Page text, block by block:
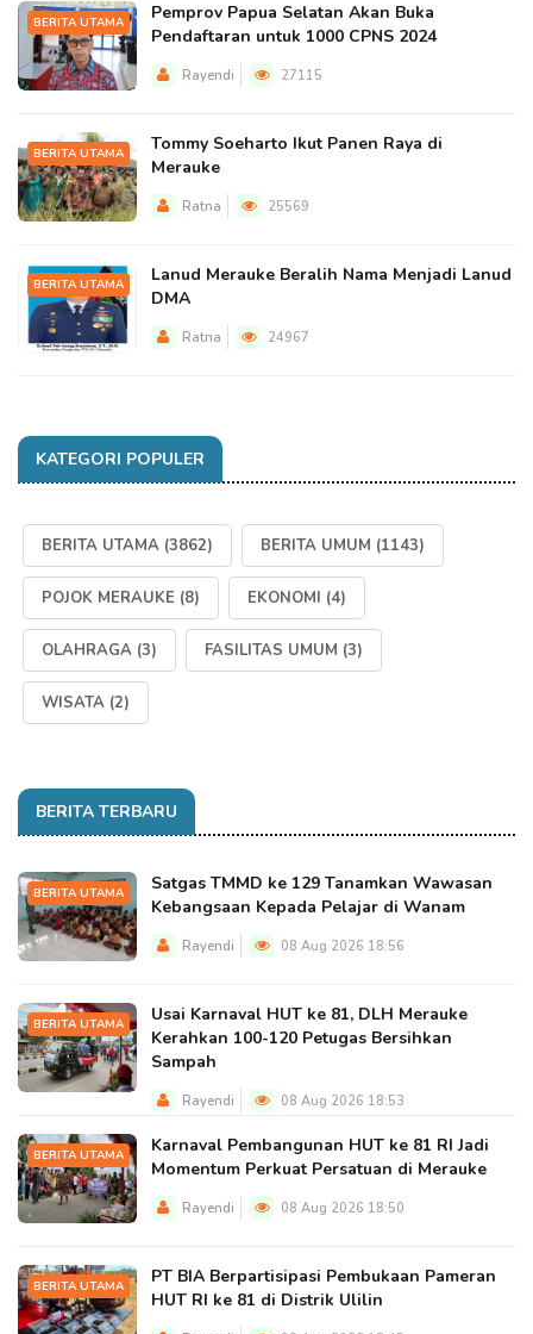
BERITA UTAMA
Pemprov Papua Selatan Akan Buka
Pendaftaran untuk 1000 CPNS 2024
Rayendi 27115
BERITA UTAMA
Tommy Soeharto Ikut Panen Raya di
Merauke
Ratna 25569
BERITA UTAMA
Lanud Merauke Beralih Nama Menjadi Lanud
DMA
Ratna 24967
KATEGORI POPULER
BERITA UTAMA (3862) BERITA UMUM (1143)
POJOK MERAUKE (8) EKONOMI (4)
OLAHRAGA (3) FASILITAS UMUM (3)
WISATA (2)
BERITA TERBARU
BERITA UTAMA
Satgas TMMD ke 129 Tanamkan Wawasan
Kebangsaan Kepada Pelajar di Wanam
Rayendi 08 Aug 2026 18:56
BERITA UTAMA
Usai Karnaval HUT ke 81, DLH Merauke
Kerahkan 100-120 Petugas Bersihkan
Sampah
Rayendi 08 Aug 2026 18:53
BERITA UTAMA
Karnaval Pembangunan HUT ke 81 RI Jadi
Momentum Perkuat Persatuan di Merauke
Rayendi 08 Aug 2026 18:50
BERITA UTAMA
PT BIA Berpartisipasi Pembukaan Pameran
HUT RI ke 81 di Distrik Ulilin